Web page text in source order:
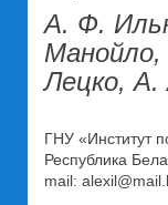
А. Ф.
Лецко, А.
ГНУ «Институт
Республика
mail: